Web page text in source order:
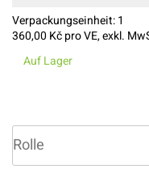
Verpackungseinheit:1
360,00 Kč pro VE, exkl.
Auf Lager